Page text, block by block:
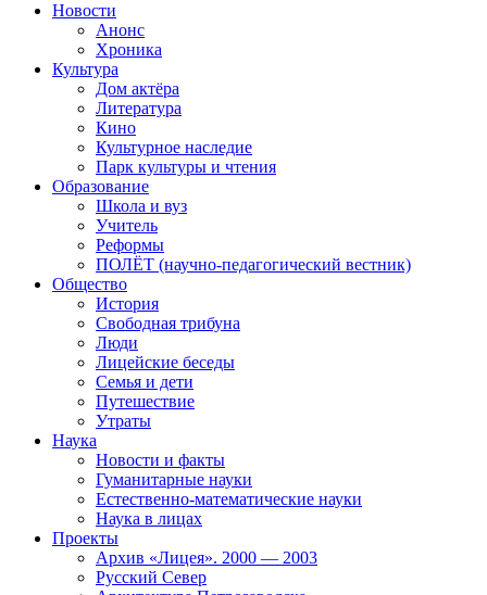
Новости
Анонс
Хроника
Культура
Дом актёра
Литература
Кино
Культурное наследие
Парк культуры и чтения
Образование
Школа и вуз
Учитель
Реформы
ПОЛЁТ (научно-педагогический вестник)
Общество
История
Свободная трибуна
Люди
Лицейские беседы
Семья и дети
Путешествие
Утраты
Наука
Новости и факты
Гуманитарные науки
Естественно-математические науки
Наука в лицах
Проекты
Архив «Лицея». 2000 — 2003
Русский Север